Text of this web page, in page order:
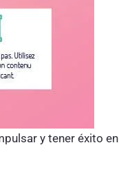
y tener éxito en